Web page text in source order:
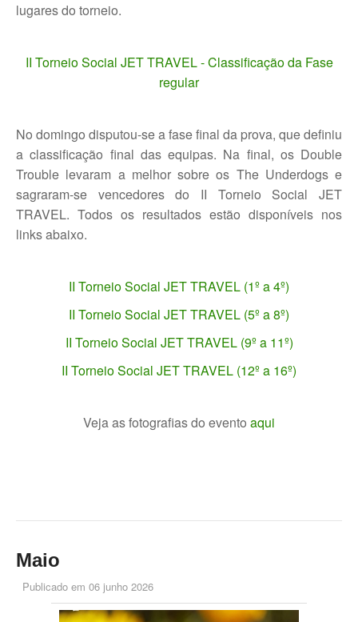
lugares do torneio.
II Torneio Social JET TRAVEL - Classificação da Fase
regular
No domingo disputou-se a fase final da prova, que definiu
a classificação final das equipas. Na final, os Double
Trouble levaram a melhor sobre os The Underdogs e
sagraram-se vencedores do II Torneio Social JET
TRAVEL. Todos os resultados estão disponíveis nos
links abaixo.
II Torneio Social JET TRAVEL (1º a 4º)
II Torneio Social JET TRAVEL (5º a 8º)
II Torneio Social JET TRAVEL (9º a 11º)
II Torneio Social JET TRAVEL (12º a 16º)
Veja as fotografias do evento aqui
Maio
Publicado em 06 junho 2026